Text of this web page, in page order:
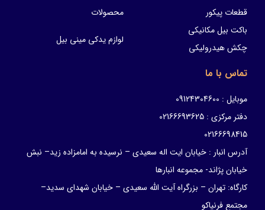
قطعات پیکور
باکت بیل مکانیکی
چکش هیدرولیکی
محصولات
لوازم یدکی مینی بیل
تماس با ما
موبایل : 09124304600
دفتر مرکزی : 02166693625
02166698415
آدرس انبار : خیابان ایت اله سعیدی – نرسیده به امامزاده زید– نبش
خیابان پژاند- مجموعه انبارها
کارگاه: تهران – بزرگراه آیت الله سعیدی – خیابان شهدای سدید–
مجتمع فرنیاکو